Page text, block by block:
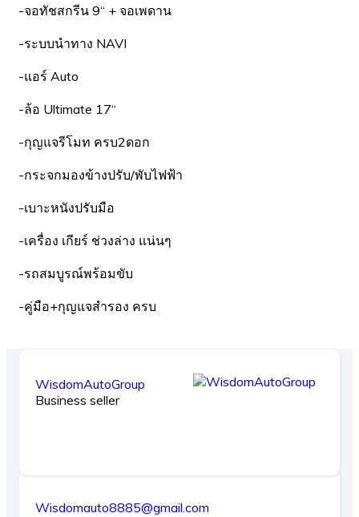
-จอทัชสกรีน 9“ + จอเพดาน
-ระบบนำทาง NAVI
-แอร์ Auto
-ล้อ Ultimate 17“
-กุญแจรีโมท ครบ2ดอก
-กระจกมองข้างปรับ/พับไฟฟ้า
-เบาะหนังปรับมือ
-เครื่อง เกียร์ ช่วงล่าง แน่นๆ
-รถสมบูรณ์พร้อมขับ
-คู่มือ+กุญแจสำรอง ครบ
WisdomAutoGroup
Business seller
Wisdomauto8885@gmail.com